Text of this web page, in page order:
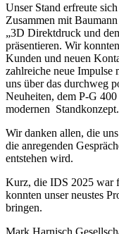
Unser Stand erfreute
Zusammen mit
„3D Direktdruck und
präsentieren. Wir
Kunden und neuen
zahlreiche neue Impulse
uns über das durchweg
Neuheiten, dem P-G
modernen Standkonzept.
Wir danken allen, die
die anregenden
entstehen wird.
Kurz, die IDS 2025 war
konnten unser neustes
bringen.
Mark Harnisch